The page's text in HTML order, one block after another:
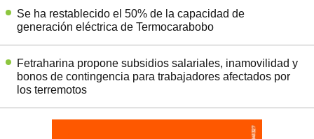
Se ha restablecido el 50% de la capacidad de
generación eléctrica de Termocarabobo
Fetraharina propone subsidios salariales, inamovilidad y
bonos de contingencia para trabajadores afectados por
los terremotos